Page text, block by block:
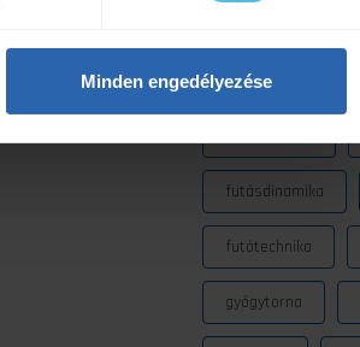
Minden engedélyezéseENSPORT Prémium
futásdinamika
futótechnika
gyógytorna